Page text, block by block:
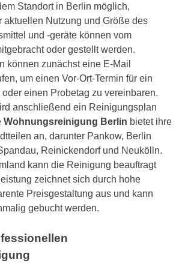
Standort in Berlin möglich,
aktuellen Nutzung und Größe des
und -geräte können vom
oder gestellt werden.
können zunächst eine E-Mail
um einen Vor-Ort-Termin für ein
einen Probetag zu vereinbaren.
anschließend ein Reinigungsplan
Wohnungsreinigung Berlin bietet ihre
an, darunter Pankow, Berlin
Reinickendorf und Neukölln.
kann die Reinigung beauftragt
zeichnet sich durch hohe
Preisgestaltung aus und kann
gebucht werden.